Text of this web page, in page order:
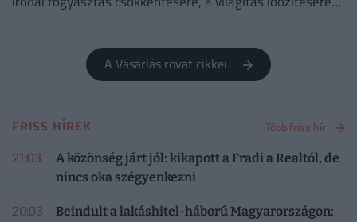
A Vásárlás rovat cikkei
FRISS HÍREK Több friss hír
21:03
A közönség járt jól: kikapott a Fradi a Realtól, de
nincs oka szégyenkezni
20:03
Beindult a lakáshitel-háború Magyarországon: